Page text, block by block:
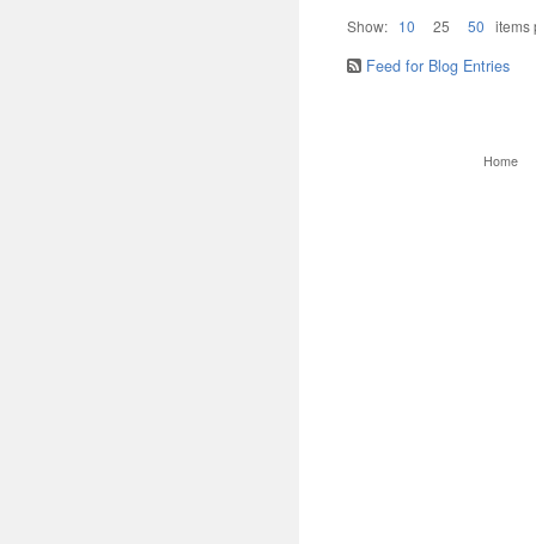
Show: 10 25 50 items
Feed for Blog Entries
Home